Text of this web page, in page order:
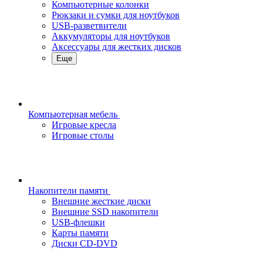
Компьютерные колонки
Рюкзаки и сумки для ноутбуков
USB-разветвители
Аккумуляторы для ноутбуков
Аксессуары для жестких дисков
Еще
Компьютерная мебель
Игровые кресла
Игровые столы
Накопители памяти
Внешние жесткие диски
Внешние SSD накопители
USB-флешки
Карты памяти
Диски CD-DVD